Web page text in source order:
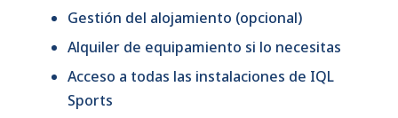
Gestión del alojamiento (opcional)
Alquiler de equipamiento si lo necesitas
Acceso a todas las instalaciones de IQL
Sports